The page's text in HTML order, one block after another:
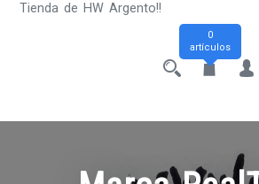
Tienda de HW Argento!!
0
artículos